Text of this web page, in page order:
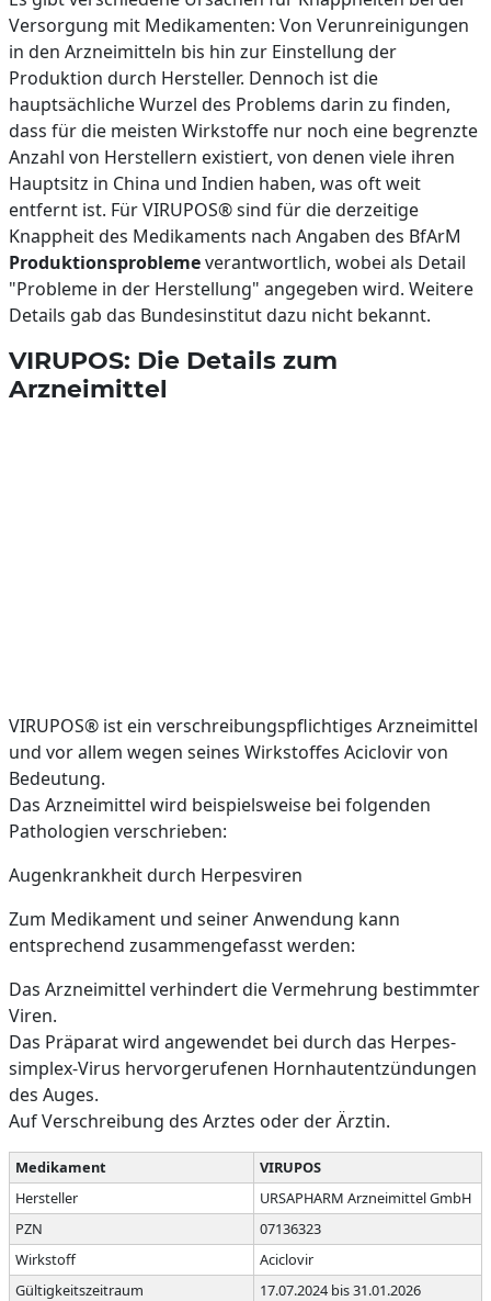
Versorgung mit Medikamenten: Von Verunreinigungen
in den Arzneimitteln bis hin zur Einstellung der
Produktion durch Hersteller. Dennoch ist die
hauptsächliche Wurzel des Problems darin zu finden,
dass für die meisten Wirkstoffe nur noch eine begrenzte
Anzahl von Herstellern existiert, von denen viele ihren
Hauptsitz in China und Indien haben, was oft weit
entfernt ist. Für VIRUPOS® sind für die derzeitige
Knappheit des Medikaments nach Angaben des BfArM
Produktionsproblemeverantwortlich, wobei als Detail
"Probleme in der Herstellung" angegeben wird. Weitere
Details gab das Bundesinstitut dazu nicht bekannt.
VIRUPOS: Die Details zum
Arzneimittel
VIRUPOS® ist ein verschreibungspflichtiges Arzneimittel
und vor allem wegen seines Wirkstoffes Aciclovir von
Bedeutung.
Das Arzneimittel wird beispielsweise bei folgenden
Pathologien verschrieben:
Augenkrankheit durch Herpesviren
Zum Medikament und seiner Anwendung kann
entsprechend zusammengefasst werden:
Das Arzneimittel verhindert die Vermehrung bestimmter
Viren.
Das Präparat wird angewendet bei durch das Herpes-
simplex-Virus hervorgerufenen Hornhautentzündungen
des Auges.
Auf Verschreibung des Arztes oder der Ärztin.
Medikament
VIRUPOS
Hersteller
URSAPHARM Arzneimittel GmbH
PZN
07136323
Wirkstoff
Aciclovir
Gültigkeitszeitraum
17.07.2024 bis 31.01.2026